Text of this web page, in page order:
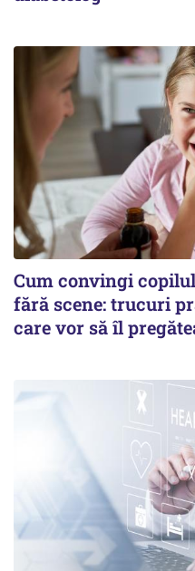
Cum convingi
fără scene: trucuri
care vor să îl